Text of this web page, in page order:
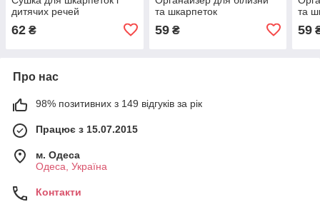
дитячих речей
62 ₴
та шкарпеток
59₴
та
59
Про нас
98% позитивних з 149 відгуків за рік
Працює з 15.07.2015
м. Одеса
Одеса, Україна
Контакти